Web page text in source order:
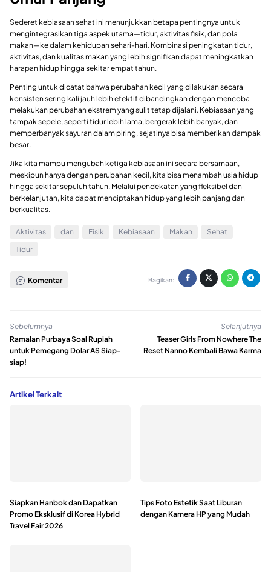
Sederet kebiasaan sehat ini menunjukkan betapa pentingnya untuk
mengintegrasikan tiga aspek utama—tidur, aktivitas fisik, dan pola
makan—ke dalam kehidupan sehari-hari. Kombinasi peningkatan tidur,
aktivitas, dan kualitas makan yang lebih signifikan dapat meningkatkan
harapan hidup hingga sekitar empat tahun.
Penting untuk dicatat bahwa perubahan kecil yang dilakukan secara
konsisten sering kali jauh lebih efektif dibandingkan dengan mencoba
melakukan perubahan ekstrem yang sulit tetap dijalani. Kebiasaan yang
tampak sepele, seperti tidur lebih lama, bergerak lebih banyak, dan
memperbanyak sayuran dalam piring, sejatinya bisa memberikan dampak
besar.
Jika kita mampu mengubah ketiga kebiasaan ini secara bersamaan,
meskipun hanya dengan perubahan kecil, kita bisa menambah usia hidup
hingga sekitar sepuluh tahun. Melalui pendekatan yang fleksibel dan
berkelanjutan, kita dapat menciptakan hidup yang lebih panjang dan
berkualitas.
Aktivitas dan Fisik Kebiasaan Makan
Sehat
Tidur
Komentar Bagikan:
Sebelumnya
Ramalan Purbaya Soal Rupiah
untuk Pemegang Dolar AS Siap-
siap!
Selanjutnya
Teaser Girls From Nowhere The
Reset Nanno Kembali Bawa Karma
Artikel Terkait
Siapkan Hanbok dan Dapatkan
Promo Eksklusif di Korea Hybrid
Travel Fair 2026
Tips Foto Estetik Saat Liburan
dengan Kamera HP yang Mudah